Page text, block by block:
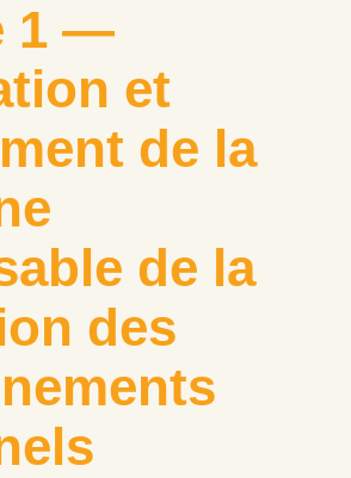
1 —
et
de la
de la
des